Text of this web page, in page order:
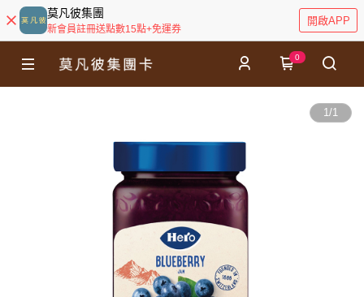
莫凡彼集團
新會員註冊送點數15點+免運券
開啟APP
0
1/1